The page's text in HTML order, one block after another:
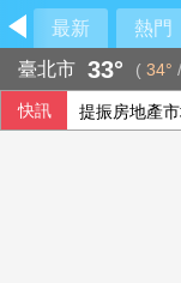
最新 熱門
臺北市 33° ( 34° /
快訊 提振房地產